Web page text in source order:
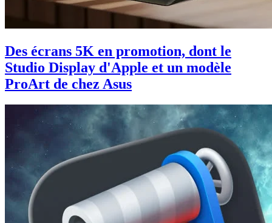
Des écrans 5K en promotion, dont le
Studio Display d'Apple et un modèle
ProArt de chez Asus